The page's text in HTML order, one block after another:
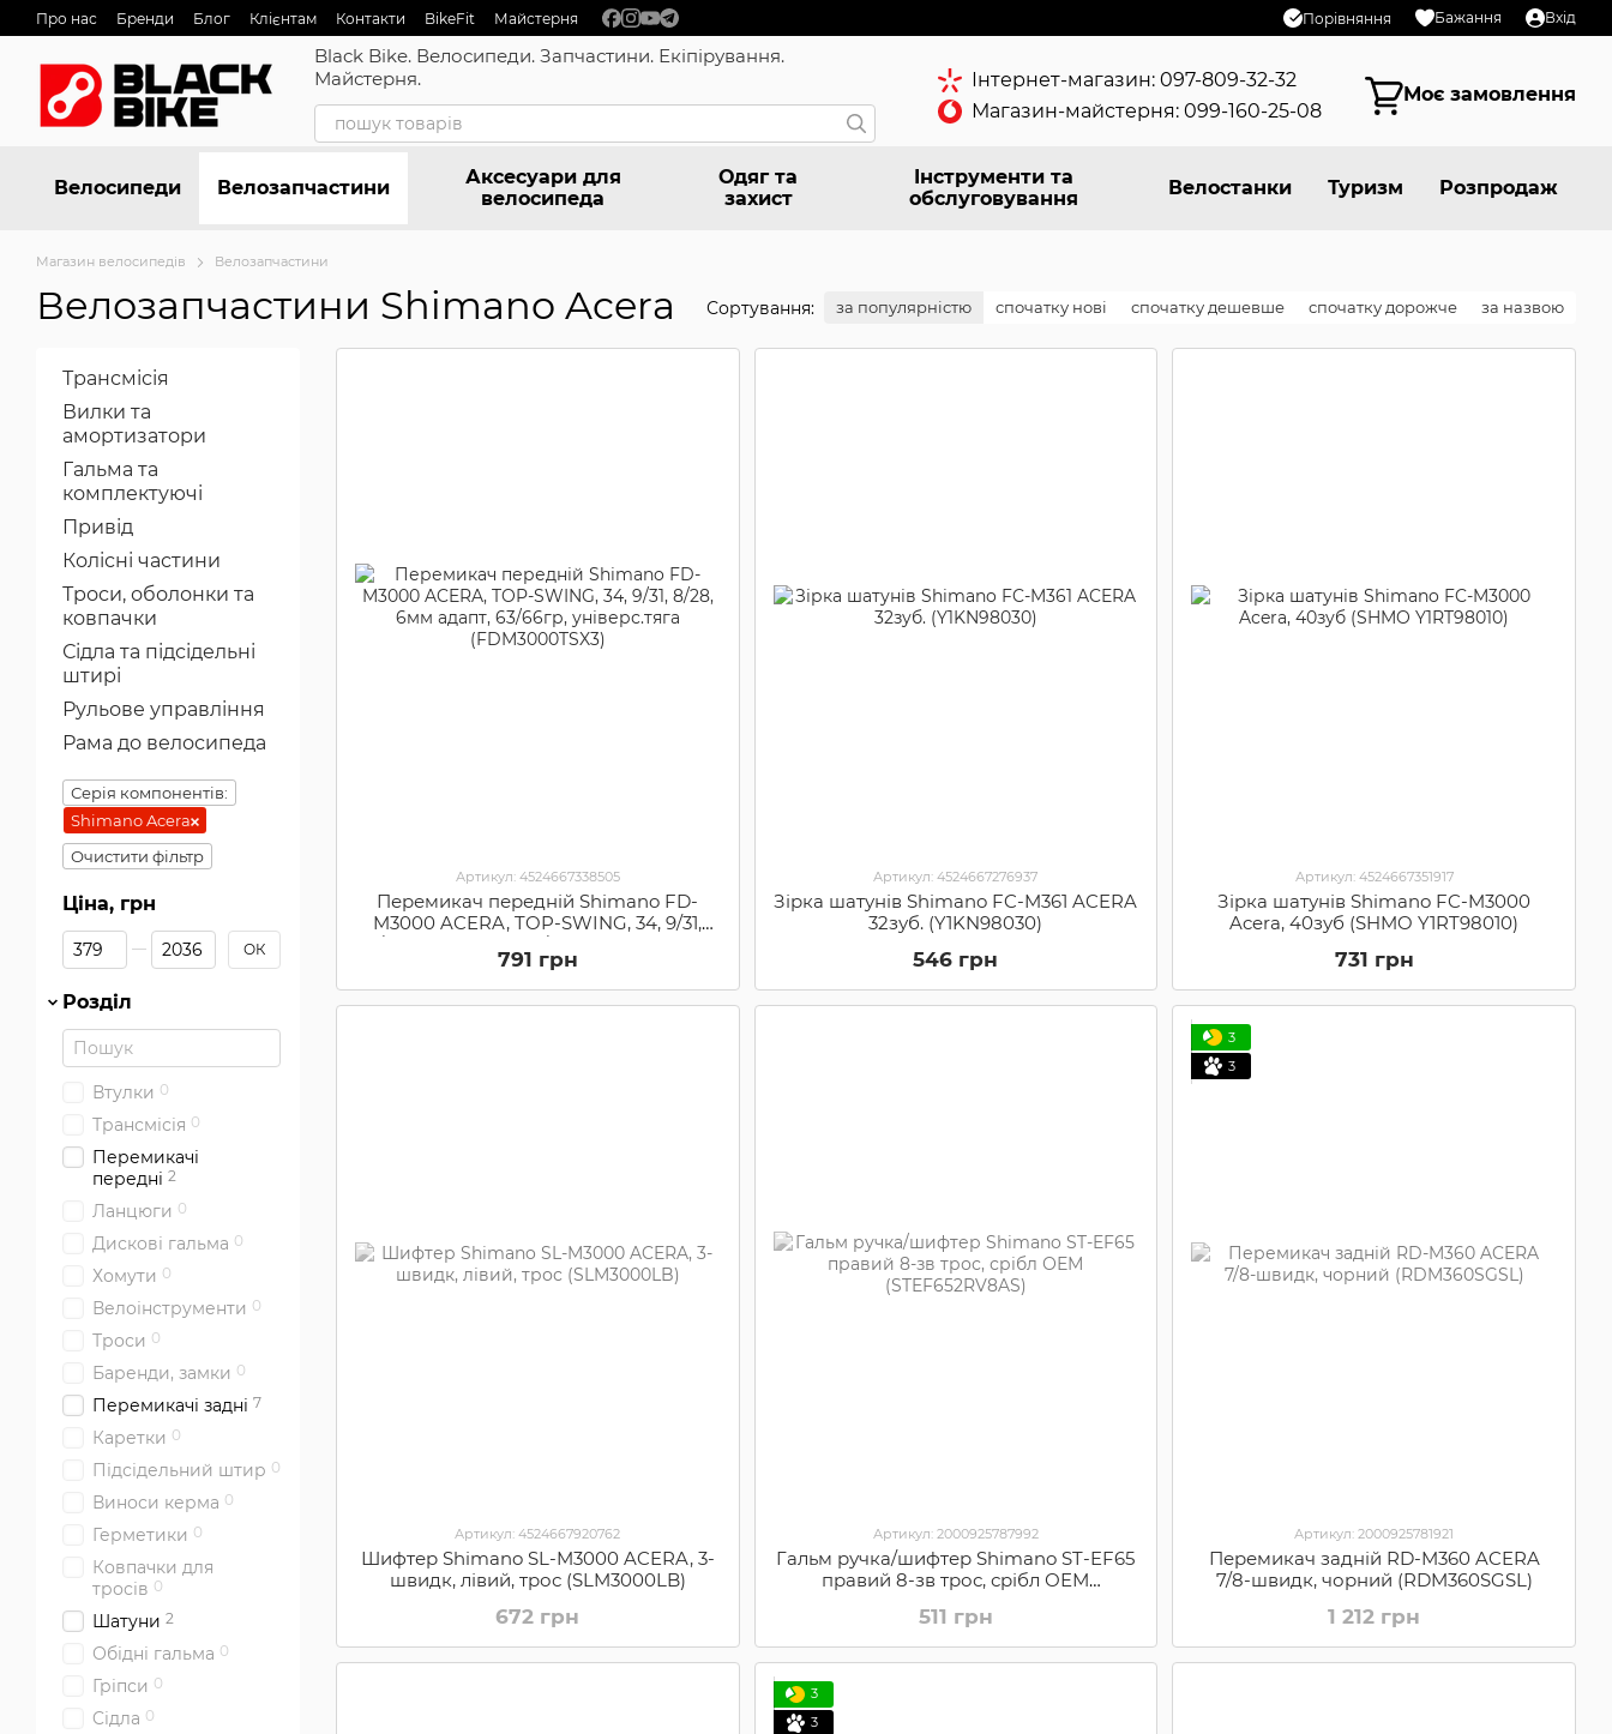
Перейти до основного контенту
Про нас Бренди Блог Клієнтам Контакти BikeFit Майстерня Порівняння Бажання Вхід
Black Bike. Велосипеди. Запчастини. Екіпірування.
Майстерня.
Інтернет-магазин: 097-809-32-32
Магазин-майстерня: 099-160-25-08
Моє замовлення
Велосипеди Велозапчастини
Аксесуари для
велосипеда
Одяг та
захист
Інструменти та
обслуговування
Велостанки Туризм Розпродаж
Магазин велосипедів Велозапчастини
Велозапчастини Shimano Acera Сортування: за популярністю спочатку нові спочатку дешевше спочатку дорожче за назвою
Артикул: 4524667338505
Перемикач передній Shimano FD-
M3000 ACERA, TOP-SWING, 34, 9/31,
8/28, 6мм адапт, 63/66гр, універс.тяга
(FDM3000TSX3)
791 грн
Артикул: 4524667276937
Зірка шатунів Shimano FC-M361 ACERA
32зуб. (Y1KN98030)
546 грн
Артикул: 4524667351917
Зірка шатунів Shimano FC-M3000
Acera, 40зуб (SHMO Y1RT98010)
731 грн
Артикул: 4524667920762
Шифтер Shimano SL-M3000 ACERA, 3-
швидк, лівий, трос (SLM3000LB)
672 грн
Артикул: 2000925787992
Гальм ручка/шифтер Shimano ST-EF65
правий 8-зв трос, срібл ОЕМ
511 грн
3
3
Артикул: 2000925781921
Перемикач задній RD-M360 ACERA
7/8-швидк, чорний (RDM360SGSL)
1 212 грн
3
3
Трансмісія
Вилки та
амортизатори
Гальма та
комплектуючі
Привід
Колісні частини
Троси, оболонки та
ковпачки
Сідла та підсідельні
штирі
Рульове управління
Рама до велосипеда
Серія компонентів:
Shimano Acera
Очистити фільтр
Ціна, грн
Від Ціна, грн
До Ціна, грн ОК
Розділ
Втулки 0
Трансмісія 0
Перемикачі
передні 2
Ланцюги 0
Дискові гальма 0
Хомути 0
Велоінструменти 0
Троси 0
Баренди, замки 0
Перемикачі задні 7
Каретки 0
Підсідельний штир 0
Виноси керма 0
Герметики 0
Ковпачки для
тросів 0
Шатуни 2
Обідні гальма 0
Гріпси 0
Cідла 0